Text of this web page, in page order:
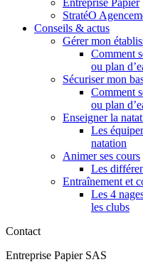
Entreprise Papier
StratéO
Conseils & actus
Gérer mon
Comment
ou plan
Sécuriser mon
Comment
ou plan
Enseigner la
Les
natation
Animer ses cours
Les
Entraînement et
Les 4
les clubs
Contact
Entreprise Papier SAS